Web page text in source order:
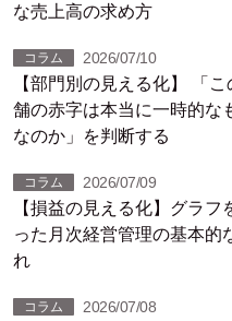
な売上高の求め方
コラム 2026/07/10
【部門別の見える化】 「こ
舗の赤字は本当に一時的な
なのか」を判断する
コラム 2026/07/09
【損益の見える化】グラフ
った月次経営管理の基本的
れ
コラム 2026/07/08